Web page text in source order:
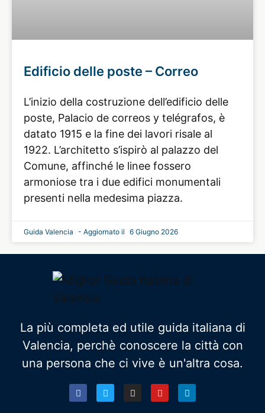
Edificio delle poste – Correo
L’inizio della costruzione dell’edificio delle
poste, Palacio de correos y telégrafos, è
datato 1915 e la fine dei lavori risale al
1922. L’architetto s’ispirò al palazzo del
Comune, affinché le linee fossero
armoniose tra i due edifici monumentali
presenti nella medesima piazza.
Guida Valencia 6 Giugno 2026
La più completa ed utile guida italiana di
Valencia, perchè conoscere la città con
una persona che ci vive è un'altra cosa.